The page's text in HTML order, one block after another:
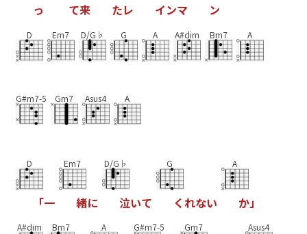
っ て来 たレ インマ ン
D Em7 D/G♭ G A A#dim Bm7 A
G#m7-5 Gm7 Asus4 A
D
「一
Em7
緒に
D/G♭
泣いて
G
く れない
A
か」
A#dim Bm7 A G#m7-5 Gm7 Asus4